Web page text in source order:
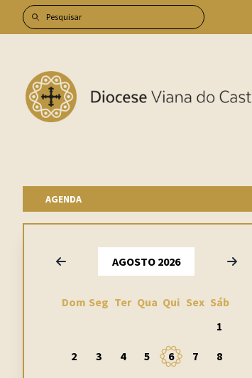
AGENDA
Anterior AGOSTO 2026
Dom Seg Ter Qua Qui Sex Sáb
1
2 3 4 5 6 7 8